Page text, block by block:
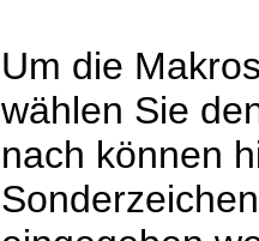
Um die
wählen Sie
nach können